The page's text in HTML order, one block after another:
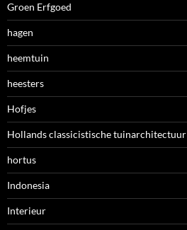
Groen Erfgoed
hagen
heemtuin
heesters
Hofjes
Hollands classicistische tuinarchitectuur
hortus
Indonesia
Interieur